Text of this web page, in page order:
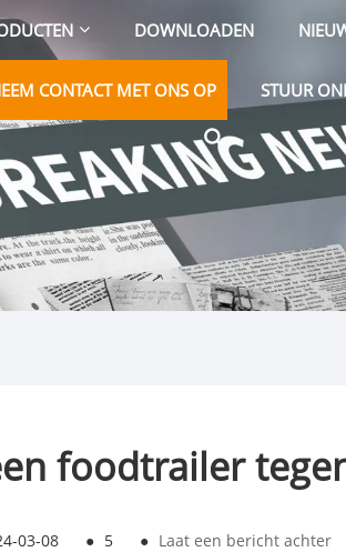
DOWNLOADEN
CONTACT MET ONS OP STUUR
foodtrailer
03-08 ● 5 ● Laat een bericht achter